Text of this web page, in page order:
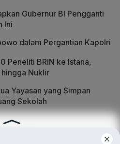
Gubernur BI Pengganti
Ini
dalam Pergantian Kapolri
Peneliti BRIN ke Istana,
hingga Nuklir
Yayasan yang Simpan
Sekolah